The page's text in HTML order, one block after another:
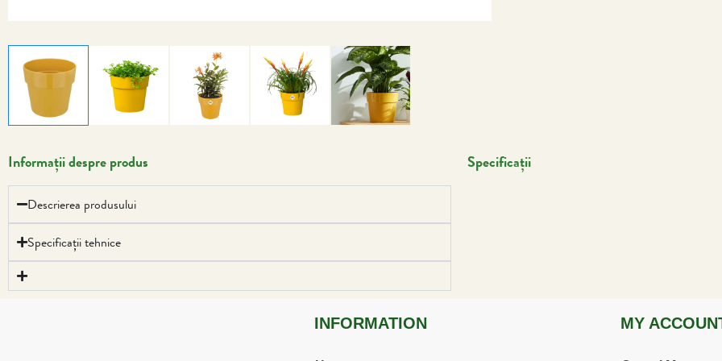
Informații despre produs
Descrierea produsului
Specificații tehnice
Specificații
INFORMATION MY